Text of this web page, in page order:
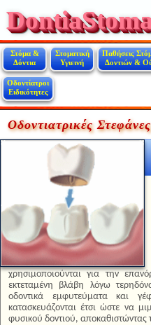
Στόμα &
Δόντια
Στοματική
Υγιεινή
Παθήσεις
Δοντιών &
Οδοντίατροι
Ειδικότητες
Οδοντιατρικές
χρησιμοποιούνται για την
εκτεταμένη βλάβη λόγω
οδοντικά εμφυτεύματα και
κατασκευάζονται έτσι ώστε να
φυσικού δοντιού, αποκαθιστώντας